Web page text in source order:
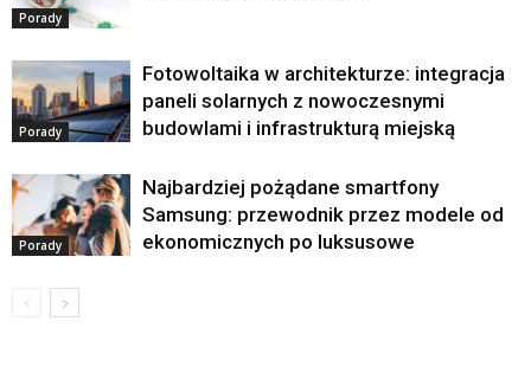
Porady
Porady
Fotowoltaika w architekturze: integracja
paneli solarnych z nowoczesnymi
budowlami i infrastrukturą miejską
Porady
Najbardziej pożądane smartfony
Samsung: przewodnik przez modele od
ekonomicznych po luksusowe